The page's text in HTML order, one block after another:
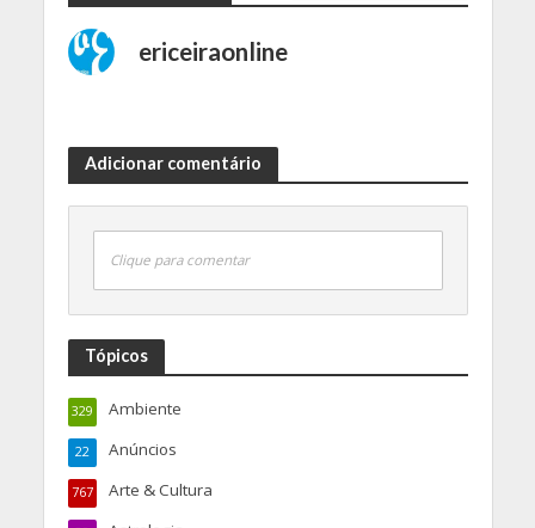
ericeiraonline
Adicionar comentário
Clique para comentar
Tópicos
Ambiente
329
Anúncios
22
Arte & Cultura
767